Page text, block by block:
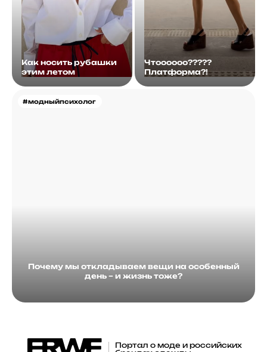
Как носить рубашки
этим летом
Чтоооооо?????
Платформа?!
#модныйпсихолог
Почему мы откладываем вещи на особенный
день – и жизнь тоже?
Портал о моде и российских